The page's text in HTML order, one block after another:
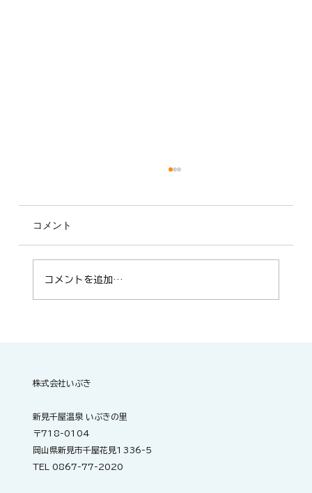
コメント
コメントを追加…
株式会社いぶき
新見千屋温泉 いぶきの里
〒718-0104
岡山県新見市千屋花見1336-5
TEL 0867-77-2020